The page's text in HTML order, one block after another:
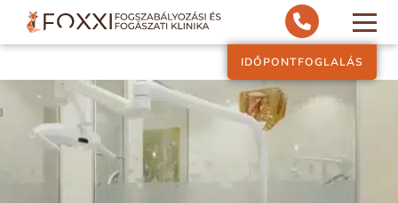
IDŐPONTFOGLALÁS